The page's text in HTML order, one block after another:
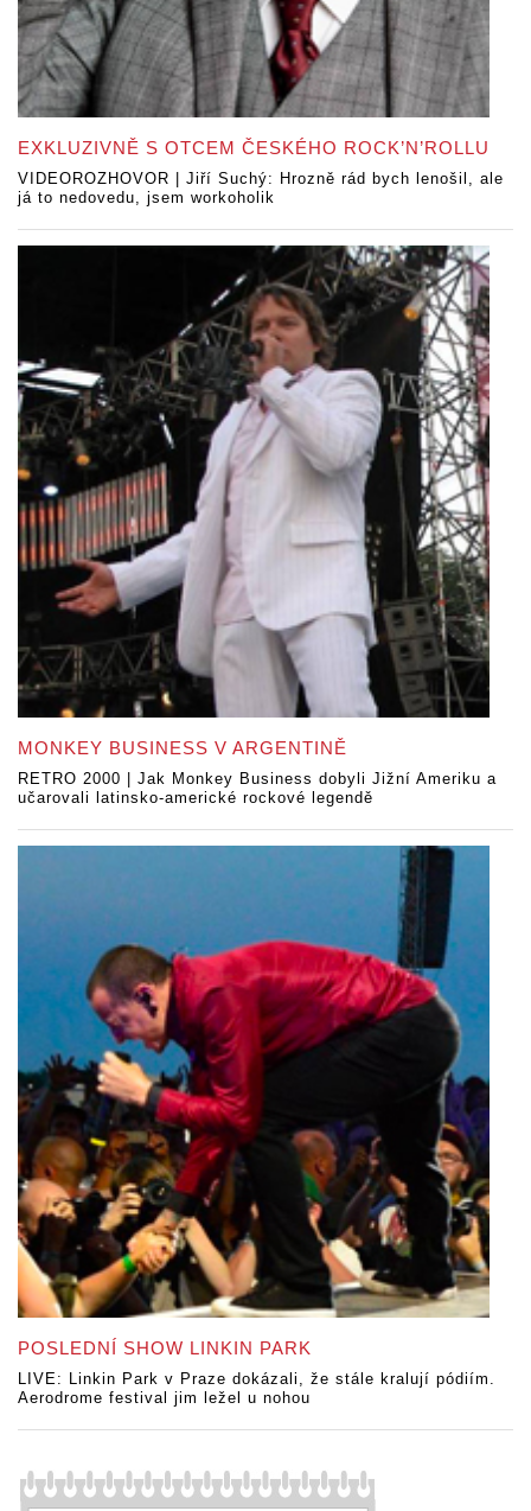
EXKLUZIVNĚ S OTCEM ČESKÉHO ROCK’N’ROLLU
VIDEOROZHOVOR | Jiří Suchý: Hrozně rád bych lenošil, ale
já to nedovedu, jsem workoholik
MONKEY BUSINESS V ARGENTINĚ
RETRO 2000 | Jak Monkey Business dobyli Jižní Ameriku a
učarovali latinsko-americké rockové legendě
POSLEDNÍ SHOW LINKIN PARK
LIVE: Linkin Park v Praze dokázali, že stále kralují pódiím.
Aerodrome festival jim ležel u nohou